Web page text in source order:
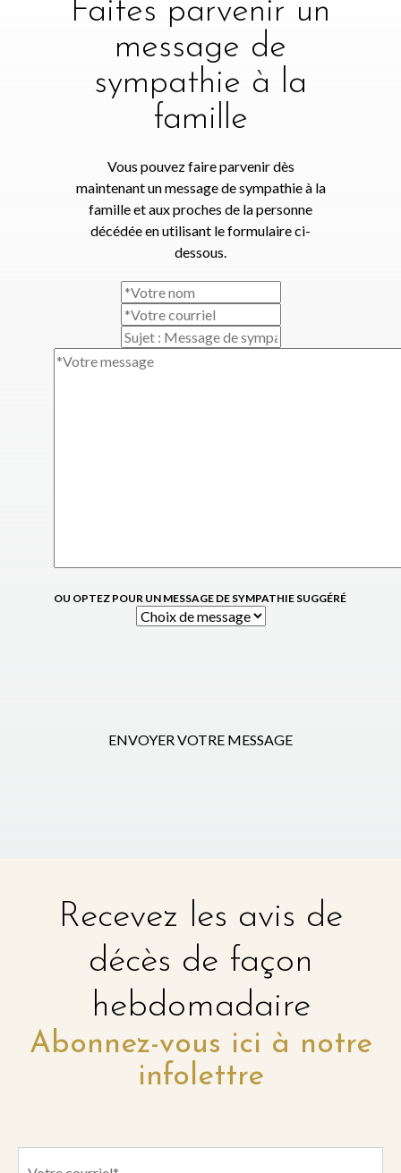
Faites parvenir un
message de
sympathie à la
famille
Vous pouvez faire parvenir dès
maintenant un message de sympathie à la
famille et aux proches de la personne
décédée en utilisant le formulaire ci-
dessous.
OU OPTEZ POUR UN MESSAGE DE SYMPATHIE SUGGÉRÉ
ENVOYER VOTRE MESSAGE
Recevez les avis de
décès de façon
hebdomadaire
Abonnez-vous ici à notre
infolettre